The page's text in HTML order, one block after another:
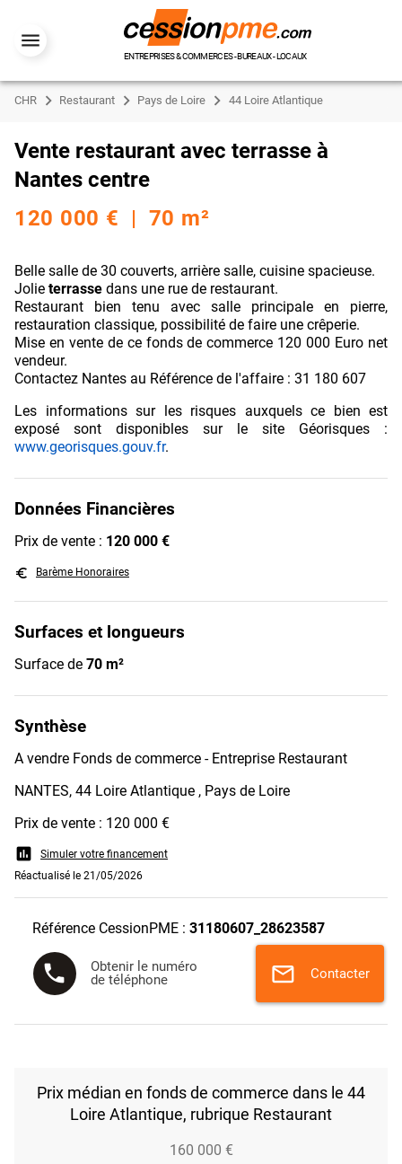
ENTREPRISES & COMMERCES - BUREAUX - LOCAUX
CHR Restaurant Pays de Loire 44 Loire Atlantique
Vente restaurant avec terrasse à
Nantes centre
120 000 € | 70 m²
Belle salle de 30 couverts, arrière salle, cuisine spacieuse.
Jolie terrasse dans une rue de restaurant.
Restaurant bien tenu avec salle principale en pierre,
restauration classique, possibilité de faire une crêperie.
Mise en vente de ce fonds de commerce 120 000 Euro net
vendeur.
Contactez Nantes au Référence de l'affaire : 31 180 607
Les informations sur les risques auxquels ce bien est
exposé sont disponibles sur le site Géorisques :
www.georisques.gouv.fr.
Données Financières
Prix de vente : 120 000 €
euro_symbol Barème Honoraires
Surfaces et longueurs
Surface de 70 m²
Synthèse
A vendre Fonds de commerce - Entreprise Restaurant
NANTES, 44 Loire Atlantique , Pays de Loire
Prix de vente : 120 000 €
assessment
Simuler votre financement
Réactualisé le 21/05/2026
Référence CessionPME : 31180607_28623587
phone
Obtenir le numéro
de téléphone
mail Contacter
Prix médian en fonds de commerce dans le 44
Loire Atlantique, rubrique Restaurant
160 000 €